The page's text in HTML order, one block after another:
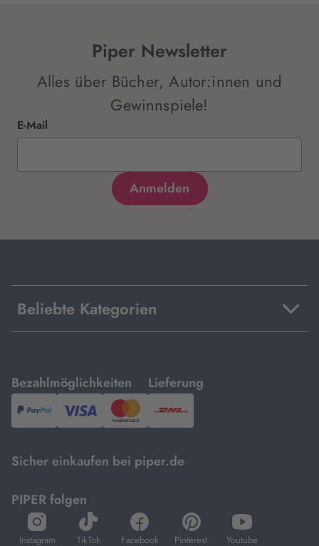
Piper Newsletter
Alles über Bücher, Autor:innen und
Gewinnspiele!
E-Mail
Beliebte Kategorien
Bezahlmöglichkeiten
mit
PayPal,Visa
und
Lieferung
mit
DHL.
Sicher einkaufen bei piper.de
PIPER folgen
Instagram
öffnet
in
TikTok
öffnet
in
Facebook
öffnet
in
Pinterest
öffnet
in
Youtube
öffnet
in